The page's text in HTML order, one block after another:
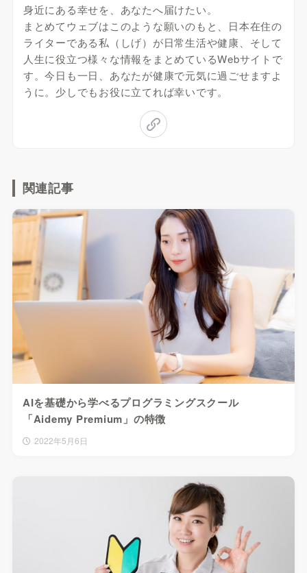
身近にある幸せを、あなたへ届けたい。
まとめてウェブはこのような願いのもと、日本在住の
ライターである私（しげ）が日常生活や健康、そして
人生に役立つ様々な情報をまとめているWebサイトで
す。今日も一日、あなたが健康で元気に過ごせますよ
うに。少しでもお役に立てれば幸いです。
関連記事
AIを基礎から学べるプログラミングスクール
「Aidemy Premium」の特徴
2022年5月6日